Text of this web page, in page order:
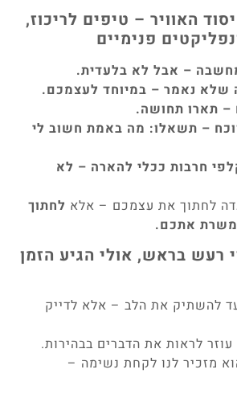
האוויר – טיפים לריכוז,
פנימיים
– אבל לא בלעדית.
שלא נאמר – במיוחד לעצמכם.
– תארו תחושה.
– תשאלו: מה באמת חשוב לי
חרבות ככלי להארה – לא
לחתוך את עצמכם – אלא לחתוך
אתכם.
רעש בראש, אולי הגיע הזמן
להשתיק את הלב – אלא לדייק
לראות את הדברים בבהירות.
מזכיר לנו לקחת נשימה –